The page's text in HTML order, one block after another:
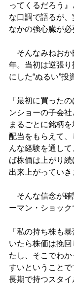
ってくるだろう
な口調で語るが
なかの強心臓が必
そんなみねおか
年。当初は逆張
にした“ぬるい”投
「最初に買った
ンショーの子会
まるごとに銘柄
配当をもらえて
んな経験を通し
ば株価は上がり
出来上がっていき
そんな信念が確
ーマン・ショック
「私の持ち株も
いたら株価は挽
たし、そこでわ
すいということ
長期で持つスタ